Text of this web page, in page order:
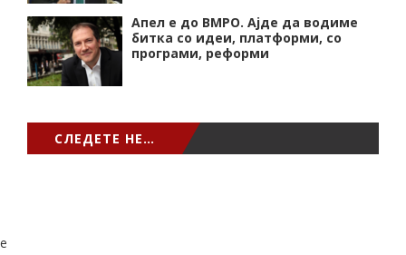
Апел е до ВМРО. Ајде да водиме
битка со идеи, платформи, со
програми, реформи
СЛЕДЕТЕ НЕ…
e